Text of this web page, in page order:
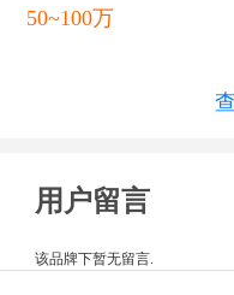
50~100万
用户留言
该品牌下暂无留言.